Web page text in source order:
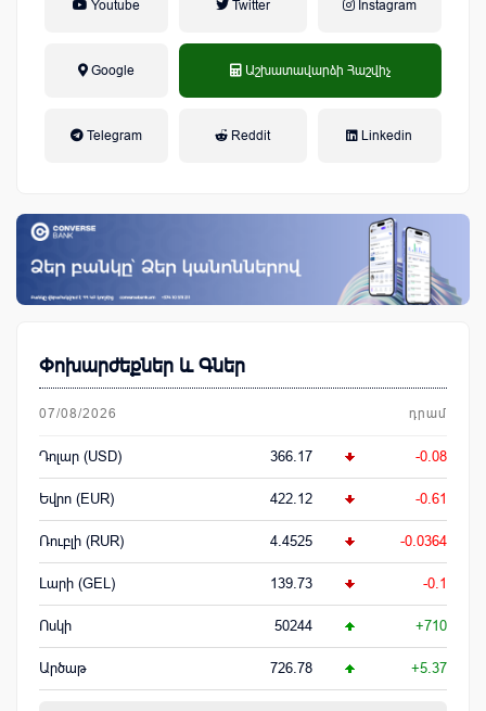
Youtube Twitter Instagram
Google Աշխատավարձի Հաշվիչ
Telegram Reddit Linkedin
Փոխարժեքներ և Գներ
07/08/2026 դրամ
Դոլար (USD) 366.17 -0.08
Եվրո (EUR) 422.12 -0.61
Ռուբլի (RUR) 4.4525 -0.0364
Լարի (GEL) 139.73 -0.1
Ոսկի 50244 +710
Արծաթ 726.78 +5.37